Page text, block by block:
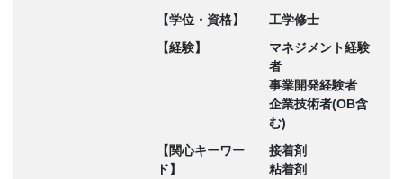
【学位・資格】
工学修士
【経験】
マネジメント経験
者
事業開発経験者
企業技術者(OB含
む)
【関心キーワー
ド】
接着剤
粘着剤